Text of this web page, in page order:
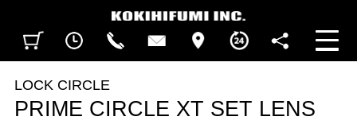
BUSINESS HOURS
FOLLOW US
LOCK CIRCLE
PRIME CIRCLE XT SET LENS